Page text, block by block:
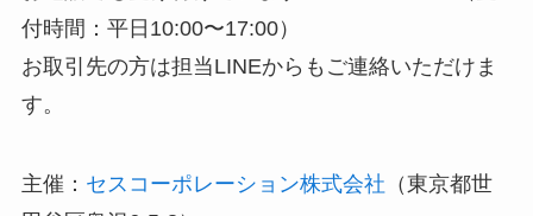
付時間：平日10:00〜17:00）
お取引先の方は担当LINEからもご連絡いただけま
す。
主催： セスコーポレーション株式会社 （東京都世